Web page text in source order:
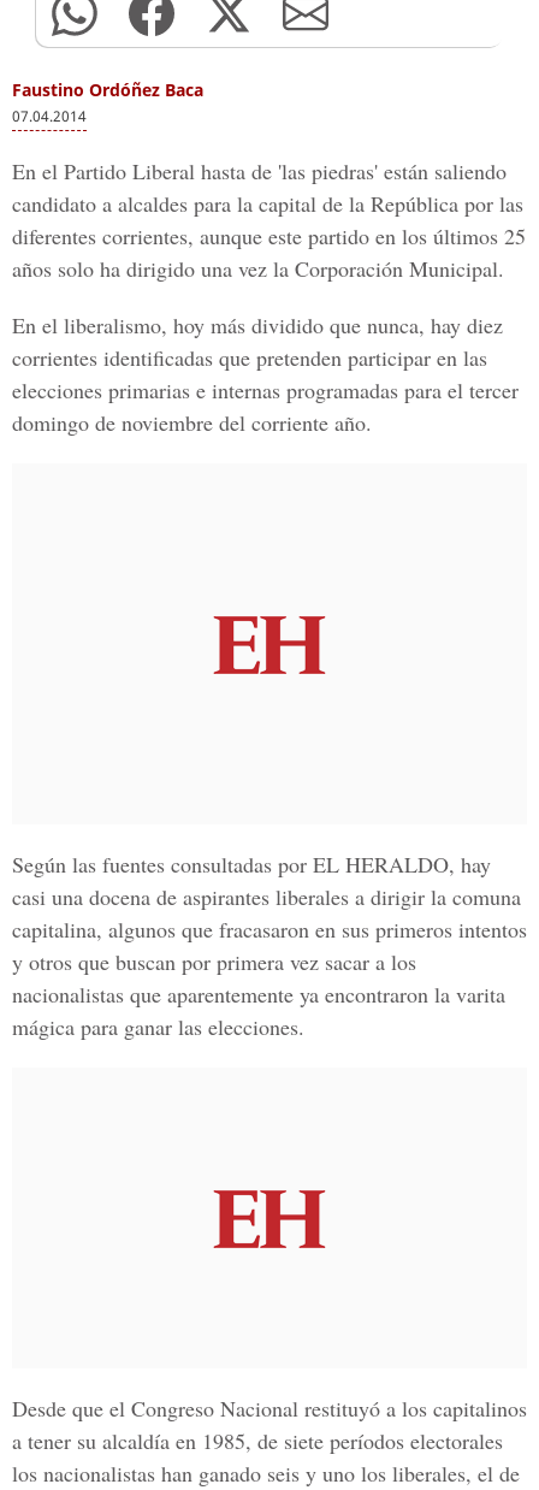
Faustino Ordóñez Baca
07.04.2014
En el Partido Liberal hasta de 'las piedras' están saliendo
candidato a alcaldes para la capital de la República por las
diferentes corrientes, aunque este partido en los últimos 25
años solo ha dirigido una vez la Corporación Municipal.
En el liberalismo, hoy más dividido que nunca, hay diez
corrientes identificadas que pretenden participar en las
elecciones primarias e internas programadas para el tercer
domingo de noviembre del corriente año.
Según las fuentes consultadas por EL HERALDO, hay
casi una docena de aspirantes liberales a dirigir la comuna
capitalina, algunos que fracasaron en sus primeros intentos
y otros que buscan por primera vez sacar a los
nacionalistas que aparentemente ya encontraron la varita
mágica para ganar las elecciones.
Desde que el Congreso Nacional restituyó a los capitalinos
a tener su alcaldía en 1985, de siete períodos electorales
los nacionalistas han ganado seis y uno los liberales, el de